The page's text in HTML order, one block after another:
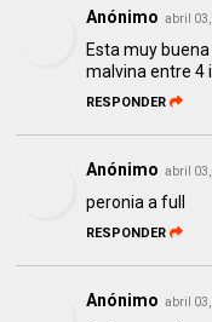
Anónimo abril
Esta muy
malvina entre 4
RESPONDER
Anónimo abril
peronia a full
RESPONDER
Anónimo abril